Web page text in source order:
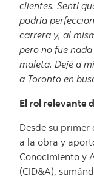
clientes. Sentí
podría
carrera y, al
pero no fue
maleta. Dejé a
a Toronto en
El rol relevante
Desde su
a la obra y
Conocimiento y
(CID&A),